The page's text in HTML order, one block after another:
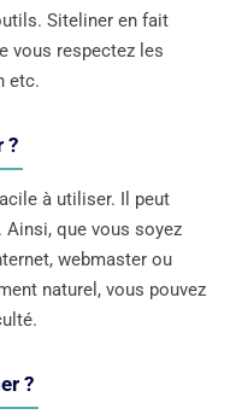
Siteliner en fait
vous respectez les
etc.
?
à utiliser. Il peut
que vous soyez
webmaster ou
naturel, vous pouvez
?